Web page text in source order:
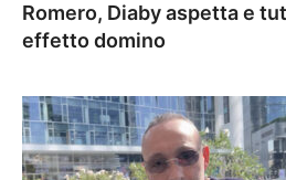
Romero, Diaby aspetta e
effetto domino